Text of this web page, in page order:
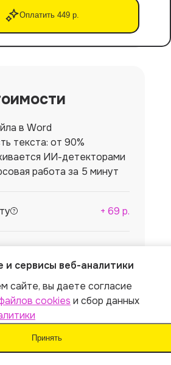
Оплатить 449 р.
в Word
текста: от 90%
ИИ-детекторами
работа за 5 минут
+ 69 р.
и сервисы веб-аналитики
сайте, вы даете согласие
cookies и сбор данных
Принять